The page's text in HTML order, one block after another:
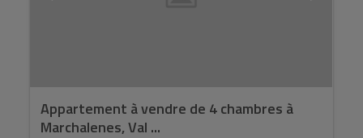
Appartement à vendre de 4 chambres à
Marchalenes, Val ...